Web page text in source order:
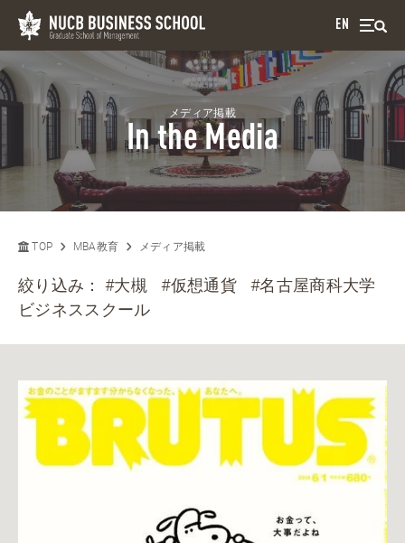
EN
メディア掲載
In the Media
TOP MBA教育 メディア掲載
絞り込み：#大槻 #仮想通貨
#名古屋商科大学
ビジネススクール